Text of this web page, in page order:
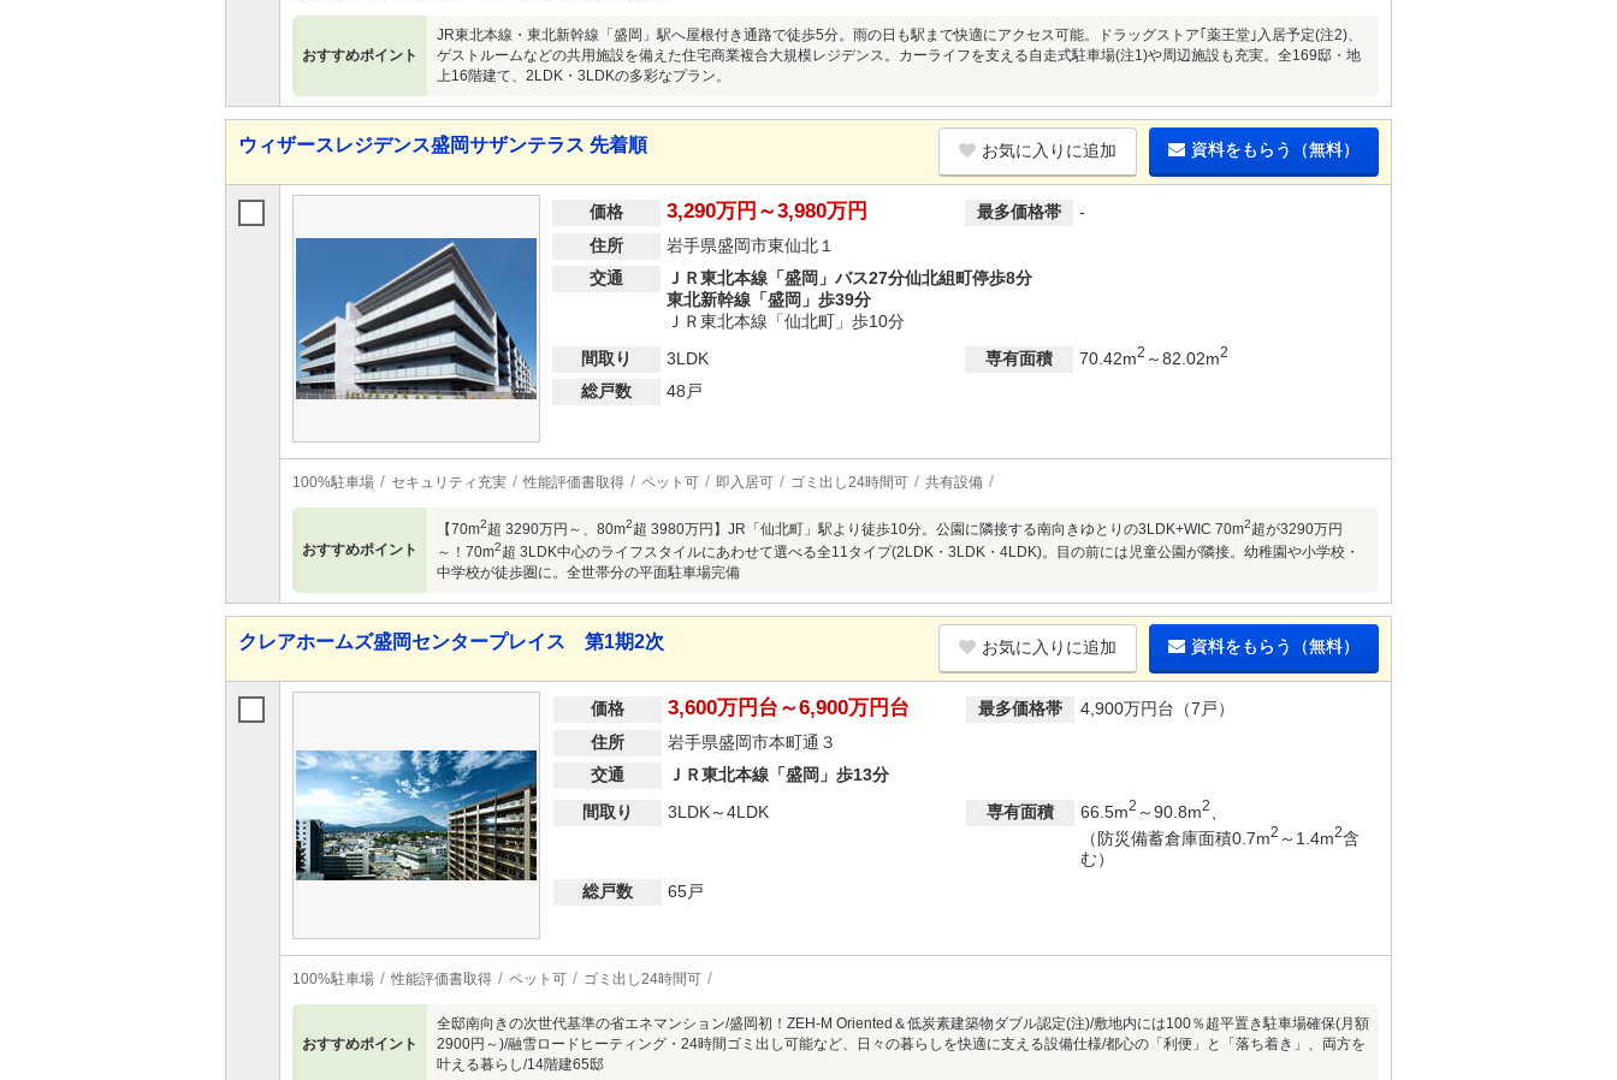
おすすめポイント
JR東北本線・東北新幹線「盛岡」駅へ屋根付き通路で徒歩5分。雨の日も駅まで快適にアクセス可能。ドラッグストア｢薬王堂｣入居予定(注2)、
ゲストルームなどの共用施設を備えた住宅商業複合大規模レジデンス。カーライフを支える自走式駐車場(注1)や周辺施設も充実。全169邸・地
上16階建て、2LDK・3LDKの多彩なプラン。
ウィザースレジデンス盛岡サザンテラス 先着順 お気に入りに追加 資料をもらう（無料）
価格 3,290万円～3,980万円 最多価格帯
-
住所
岩手県盛岡市東仙北１
交通
ＪＲ東北本線「盛岡」バス27分仙北組町停歩8分
東北新幹線「盛岡」歩39分
ＪＲ東北本線「仙北町」歩10分
間取り
3LDK 専有面積 70.42m2 ～82.02m2
総戸数 48戸
100%駐車場 セキュリティ充実 性能評価書取得 ペット可 即入居可 ゴミ出し24時間可 共有設備
おすすめポイント
【70m2超 3290万円～、80m2超 3980万円】JR「仙北町」駅より徒歩10分。公園に隣接する南向きゆとりの3LDK+WIC 70m2超が3290万円
～！70m2超 3LDK中心のライフスタイルにあわせて選べる全11タイプ(2LDK・3LDK・4LDK)。目の前には児童公園が隣接。幼稚園や小学校・
中学校が徒歩圏に。全世帯分の平面駐車場完備
クレアホームズ盛岡センタープレイス 第1期2次 お気に入りに追加 資料をもらう（無料）
価格 3,600万円台～6,900万円台 最多価格帯
4,900万円台（7戸）
住所
岩手県盛岡市本町通３
交通
ＪＲ東北本線「盛岡」歩13分
間取り
3LDK～4LDK 専有面積 66.5m2 ～90.8m2
（防災備蓄倉庫面積0.7m2 ～1.4m2含
む）
総戸数
65戸
100%駐車場 性能評価書取得 ペット可 ゴミ出し24時間可
おすすめポイント
全邸南向きの次世代基準の省エネマンション/盛岡初！ZEH-M Oriented＆低炭素建築物ダブル認定(注)/敷地内には100％超平置き駐車場確保(月額
2900円～)/融雪ロードヒーティング・24時間ゴミ出し可能など、日々の暮らしを快適に支える設備仕様/都心の「利便」と「落ち着き」、両方を
叶える暮らし/14階建65邸